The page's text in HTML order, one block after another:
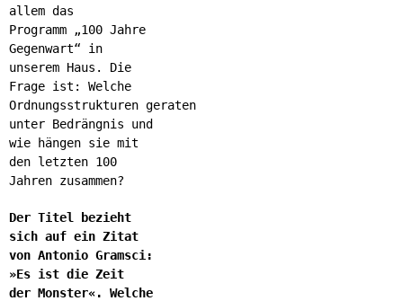
allem das
Programm „100 Jahre
Gegenwart“ in
unserem Haus. Die
Frage ist: Welche
Ordnungsstrukturen geraten
unter Bedrängnis und
wie hängen sie mit
den letzten 100
Jahren zusammen?
Der Titel bezieht
sich auf ein Zitat
von Antonio Gramsci:
»Es ist die Zeit
der Monster«. Welche